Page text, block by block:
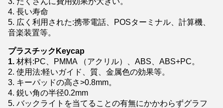
4. 長い寿命
5. 広く利用された:携帯電話、POSターミナル、計算機、
音楽装置等。
プラスチックKeycap
1. 材料:PC、PMMA （アクリル）、ABS、ABS+PC。
2. 使用法:軽いガイド、質、金属色の効果等。
3. キーパッドの高さ>0.8mm。
4. 鋭い角の半径0.2mm
5. バックライトを当てることの有無にかかわらずグラフ